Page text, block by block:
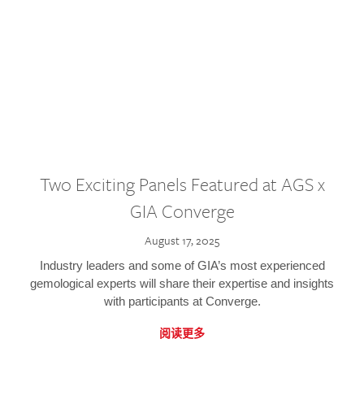
Two Exciting Panels Featured at AGS x
GIA Converge
August 17, 2025
Industry leaders and some of GIA’s most experienced
gemological experts will share their expertise and insights
with participants at Converge.
阅读更多